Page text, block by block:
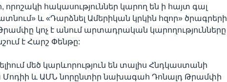
հակասություններ կարող են ի հայտ գալ
և «Դարձնել Ամերիկան կրկին հզոր» ծրագրերի
կոչ է անում արտադրական կարողությունները
է Հարշ Փենթը:
մեծ կարևորություն են տալիս Հնդկաստանի
և ԱՄՆ նորընտիր նախագահ Դոնալդ Թրամփի